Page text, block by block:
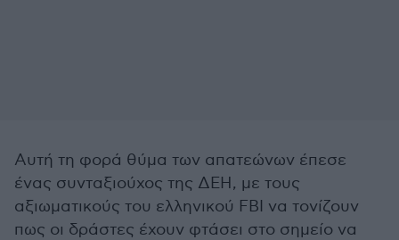
Αυτή τη φορά θύμα των απατεώνων έπεσε
ένας συνταξιούχος της ΔΕΗ, με τους
αξιωματικούς του ελληνικού FBI να τονίζουν
πως οι δράστες έχουν φτάσει στο σημείο να